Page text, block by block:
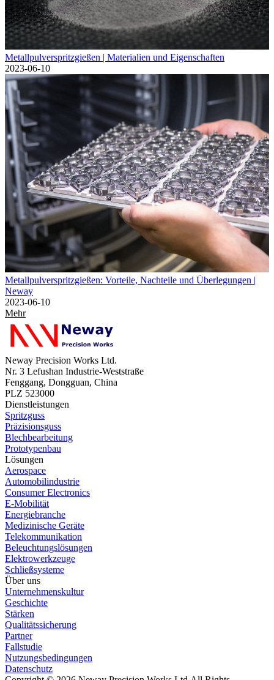
Metallpulverspritzgießen | Materialien und Eigenschaften
2023-06-10
Metallpulverspritzgießen: Vorteile, Nachteile und Überlegungen |
Neway
2023-06-10
Mehr
Neway Precision Works Ltd.
Nr. 3 Lefushan Industrie-Weststraße
Fenggang, Dongguan, China
PLZ 523000
Dienstleistungen
Spritzguss
Präzisionsguss
Blechbearbeitung
Prototypenbau
Lösungen
Aerospace
Automobilindustrie
Consumer Electronics
E-Mobilität
Energiebranche
Medizinische Geräte
Telekommunikation
Beleuchtungslösungen
Elektrowerkzeuge
Schließsysteme
Über uns
Unternehmenskultur
Geschichte
Stärken
Qualitätssicherung
Partner
Fallstudie
Nutzungsbedingungen
Datenschutz